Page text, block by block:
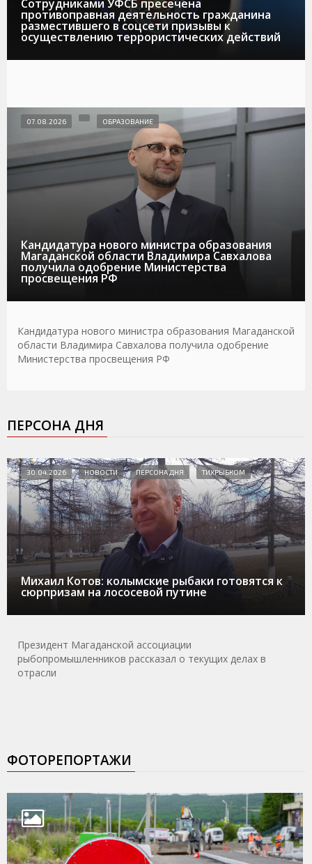
Сотрудниками УФСБ пресечена
противоправная деятельность гражданина
разместившего в соцсети призывы к
осуществлению террористических действий
Кандидатура нового министра образования
Магаданской области Владимира Савхалова
получила одобрение Министерства
просвещения РФ
07.08.2026 ОБРАЗОВАНИЕ
Кандидатура нового министра образования Магаданской
области Владимира Савхалова получила одобрение
Министерства просвещения РФ
ПЕРСОНА ДНЯ
Михаил Котов: колымские рыбаки готовятся к
сюрпризам на лососевой путине
30.04.2026 НОВОСТИ ПЕРСОНА ДНЯ ТИХРЫБКОМ
Президент Магаданской ассоциации
рыбопромышленников рассказал о текущих делах в
отрасли
ФОТОРЕПОРТАЖИ